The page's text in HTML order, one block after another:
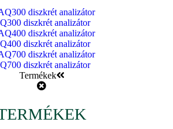
diszkrét analizátor
diszkrét analizátor
diszkrét analizátor
Termékek